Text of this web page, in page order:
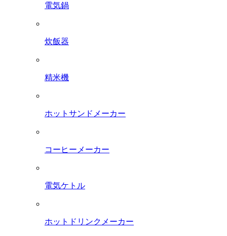
電気鍋
炊飯器
精米機
ホットサンドメーカー
コーヒーメーカー
電気ケトル
ホットドリンクメーカー